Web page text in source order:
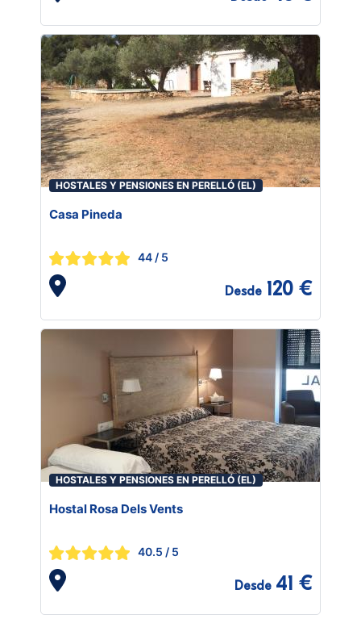
HOSTALES Y PENSIONES EN PERELLÓ (EL)
Casa Pineda
44 / 5
Desde 120 €
HOSTALES Y PENSIONES EN PERELLÓ (EL)
Hostal Rosa Dels Vents
40.5 / 5
Desde 41 €